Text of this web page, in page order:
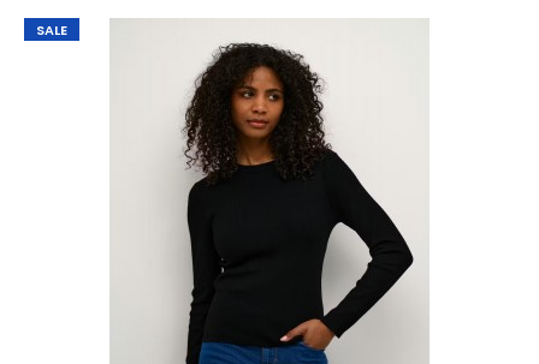
Kaffe O-neck pullover KALizza Coffee Bean SL
€ 34,95
€ 25,00
SALE